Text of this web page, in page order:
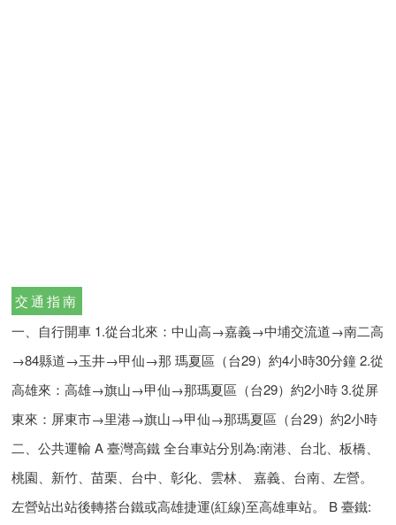
交通指南
一、自行開車 1.從台北來：中山高→嘉義→中埔交流道→南二高
→84縣道→玉井→甲仙→那 瑪夏區（台29）約4小時30分鐘 2.從
高雄來：高雄→旗山→甲仙→那瑪夏區（台29）約2小時 3.從屏
東來：屏東市→里港→旗山→甲仙→那瑪夏區（台29）約2小時
二、公共運輸 A 臺灣高鐵 全台車站分別為:南港、台北、板橋、
桃園、新竹、苗栗、台中、彰化、雲林、 嘉義、台南、左營。
左營站出站後轉搭台鐵或高雄捷運(紅線)至高雄車站。 B 臺鐵: